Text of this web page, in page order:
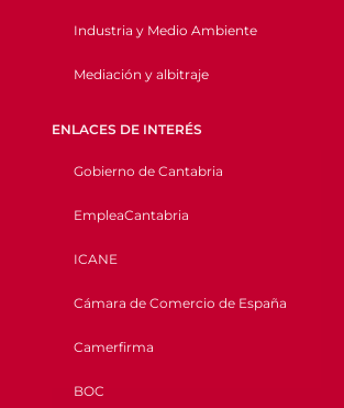
Industria y Medio Ambiente
Mediación y albitraje
ENLACES DE INTERÉS
Gobierno de Cantabria
EmpleaCantabria
ICANE
Cámara de Comercio de España
Camerfirma
BOC